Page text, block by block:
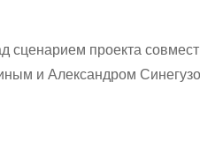
сценарием проекта
и Александром